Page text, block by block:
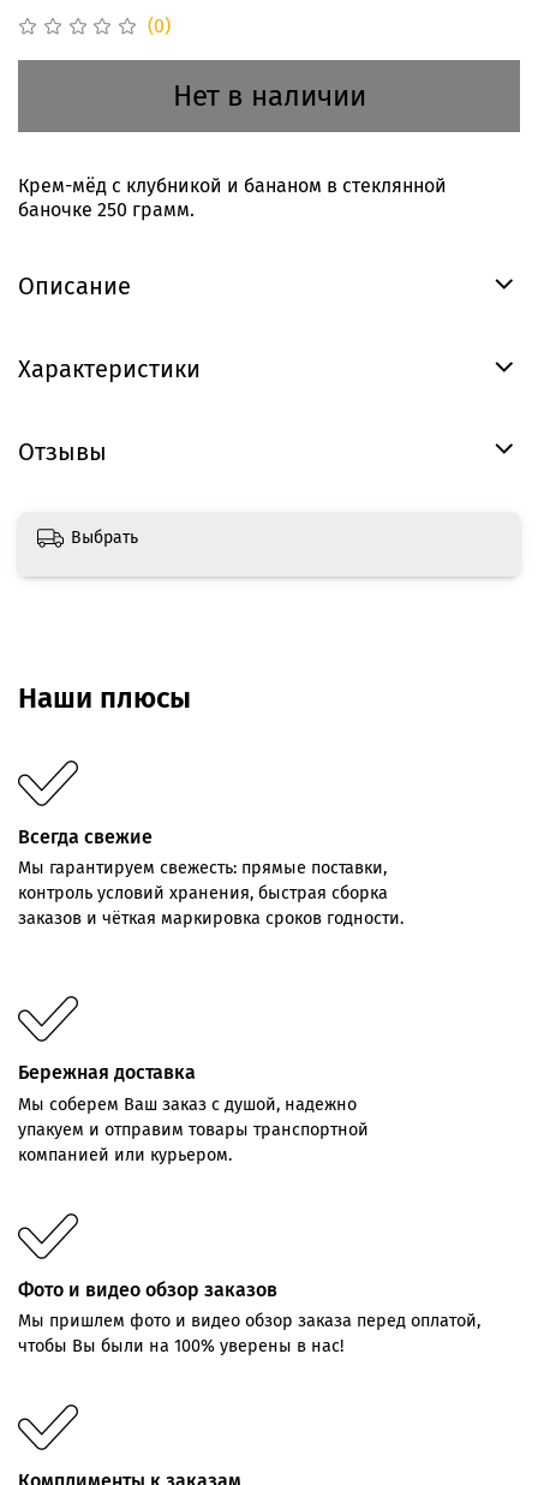
(0)
Нет в наличии
Крем-мёд с клубникой и бананом в стеклянной
баночке 250 грамм.
Описание
Характеристики
Отзывы
Выбрать
Наши плюсы
Всегда свежие
Мы гарантируем свежесть: прямые поставки,
контроль условий хранения, быстрая сборка
заказов и чёткая маркировка сроков годности.
Бережная доставка
Мы соберем Ваш заказ с душой, надежно
упакуем и отправим товары транспортной
компанией или курьером.
Фото и видео обзор заказов
Мы пришлем фото и видео обзор заказа перед оплатой,
чтобы Вы были на 100% уверены в нас!